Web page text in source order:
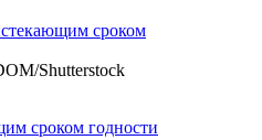
Shutterstoсk
сроком годности